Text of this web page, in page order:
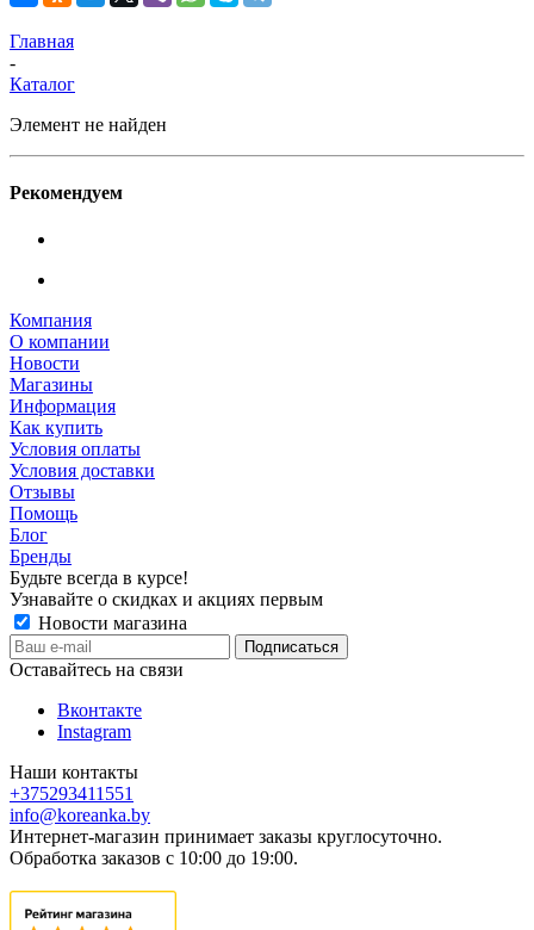
Главная
-
Каталог
Элемент не найден
Рекомендуем
Компания
О компании
Новости
Магазины
Информация
Как купить
Условия оплаты
Условия доставки
Отзывы
Помощь
Блог
Бренды
Будьте всегда в курсе!
Узнавайте о скидках и акциях первым
Новости магазина
Оставайтесь на связи
Вконтакте
Instagram
Наши контакты
+375293411551
info@koreanka.by
Интернет-магазин принимает заказы круглосуточно.
Обработка заказов с 10:00 до 19:00.